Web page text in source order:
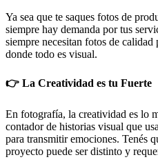
Ya sea que te saques fotos de
siempre hay demanda por tus
siempre necesitan fotos de calidad
donde todo es visual.
👉 La Creatividad es tu Fuerte
En fotografía, la creatividad es lo
contador de historias visual que
para transmitir emociones. Tenés
proyecto puede ser distinto y